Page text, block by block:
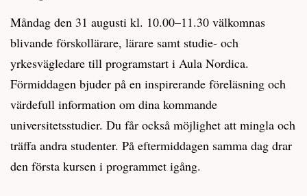
Måndag den 31 augusti kl. 10.00–11.30 välkomnas
blivande förskollärare, lärare samt studie- och
yrkesvägledare till programstart i Aula Nordica.
Förmiddagen bjuder på en inspirerande föreläsning och
värdefull information om dina kommande
universitetsstudier. Du får också möjlighet att mingla och
träffa andra studenter. På eftermiddagen samma dag drar
den första kursen i programmet igång.